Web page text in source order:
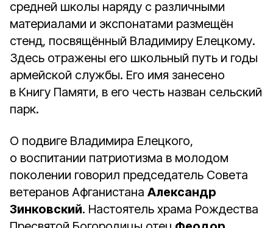
средней школы наряду с различными
материалами и экспонатами размещён
стенд, посвящённый Владимиру Елецкому.
Здесь отражены его школьный путь и годы
армейской службы. Его имя занесено
в Книгу Памяти, в его честь назван сельский
парк.
О подвиге Владимира Елецкого,
о воспитании патриотизма в молодом
поколении говорил председатель Совета
ветеранов Афганистана Александр
Зинковский. Настоятель храма Рождества